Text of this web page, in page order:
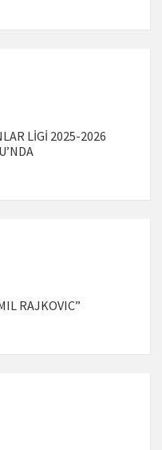
LİGİ 2025-2026
RAJKOVIC”